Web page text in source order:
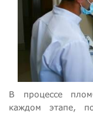
В процессе
каждом этапе,